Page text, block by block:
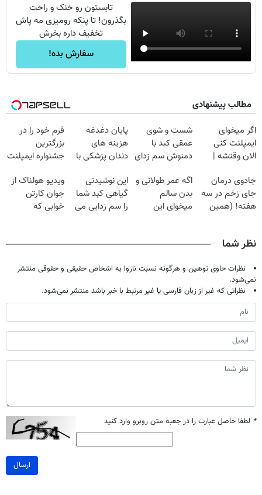
تابستون رو خنک و راحت
بگذرون! تا پنکه رومیزی مه پاش
تخفیف داره بخرش
سفارش بده!
مطالب پیشنهادی
اگر میخوای
ایمپلنت کنی
الان وقتشه |
میلیون تومان!!!
شست و شوی
عمقی کبد با
دمنوش سم زدای
پایان دغدغه
هزینه های
دندان پزشکی با
خانگی
فرم خود را در
بزرگترین
جشنواره ایمپلنت
فقط ۲۵ میلیون
جادوی درمان
جای زخم در سه
هفته! (همین
اگه عمر طولانی و
بدن سالم
میخوای این
این نوشیدنی
گیاهی کبد شما
را سم زدایی می
ویدیو هولناک از
جوان کارتن
خوابی که
نظر شما
نظرات حاوی توهین و هرگونه نسبت ناروا به اشخاص حقیقی و حقوقی منتشر
نمی‌شود.
نظراتی که غیر از زبان فارسی یا غیر مرتبط با خبر باشد منتشر نمی‌شود.
* لطفا حاصل عبارت را در جعبه متن روبرو وارد کنید
ارسال